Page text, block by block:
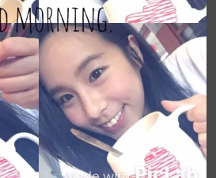
你打造理想生活